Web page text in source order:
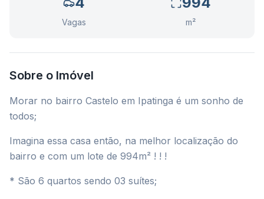
Vagas m²
Sobre o Imóvel
Morar no bairro Castelo em Ipatinga é um sonho de
todos;
Imagina essa casa então, na melhor localização do
bairro e com um lote de 994m² ! ! !
* São 6 quartos sendo 03 suítes;